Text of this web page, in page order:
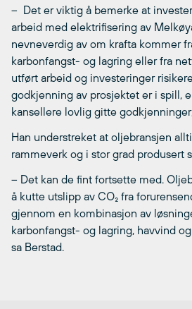
– Det er viktig å bemerke at
arbeid med elektrifisering av
nevneverdig av om krafta kommer
karbonfangst- og lagring eller fra
utført arbeid og investeringer
godkjenning av prosjektet er i spill,
kansellere lovlig gitte
Han understreket at oljebransjen
rammeverk og i stor grad produsert
– Det kan de fint fortsette med.
å kutte utslipp av CO₂ fra
gjennom en kombinasjon av
karbonfangst- og lagring, havvind
sa Berstad.